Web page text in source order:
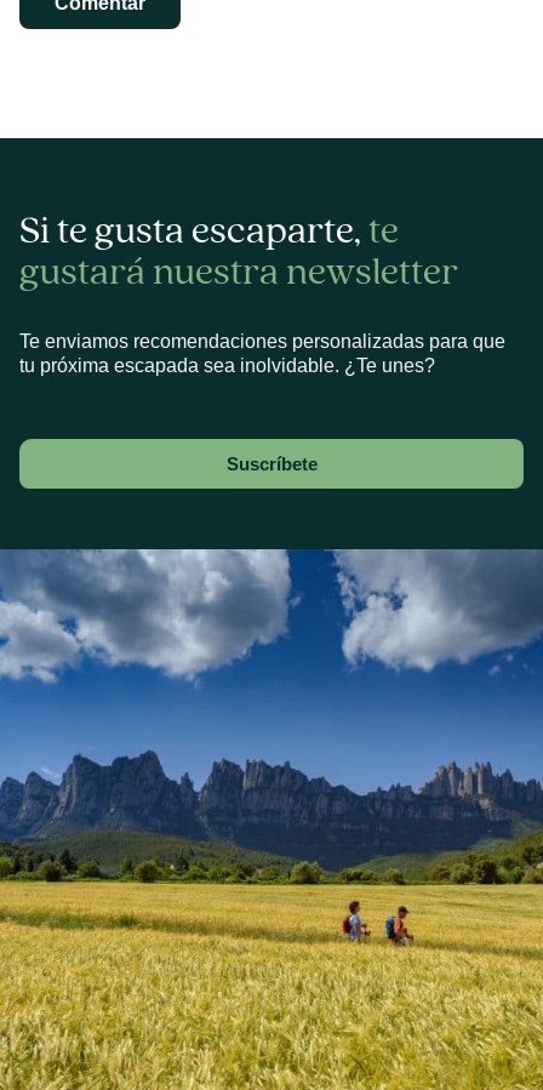
Si te gusta escaparte,te
gustará nuestra newsletter
Te enviamos recomendaciones personalizadas para que
tu próxima escapada sea inolvidable. ¿Te unes?
Suscríbete